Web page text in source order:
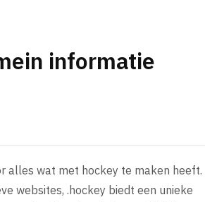
informatie
alles wat met hockey te maken heeft.
websites, .hockey biedt een unieke